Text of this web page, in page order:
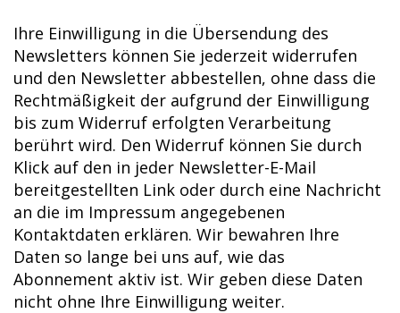
Ihre Einwilligung in die Übersendung des
Newsletters können Sie jederzeit widerrufen
und den Newsletter abbestellen, ohne dass die
Rechtmäßigkeit der aufgrund der Einwilligung
bis zum Widerruf erfolgten Verarbeitung
berührt wird. Den Widerruf können Sie durch
Klick auf den in jeder Newsletter-E-Mail
bereitgestellten Link oder durch eine Nachricht
an die im Impressum angegebenen
Kontaktdaten erklären. Wir bewahren Ihre
Daten so lange bei uns auf, wie das
Abonnement aktiv ist. Wir geben diese Daten
nicht ohne Ihre Einwilligung weiter.